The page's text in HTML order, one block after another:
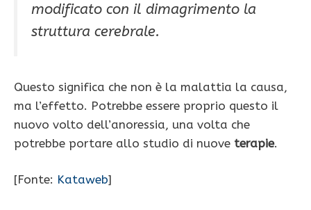
modificato con il dimagrimento la
struttura cerebrale.
Questo significa che non è la malattia la causa,
ma l’effetto. Potrebbe essere proprio questo il
nuovo volto dell’anoressia, una volta che
potrebbe portare allo studio di nuove terapie.
[Fonte: Kataweb]